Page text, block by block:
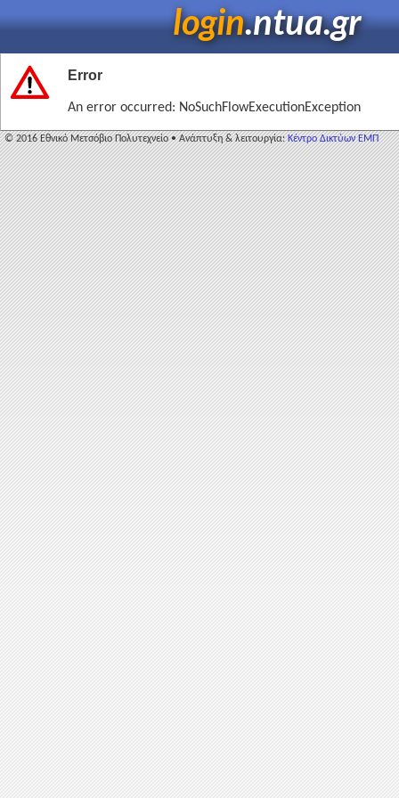
login.ntua.gr
Error
An error occurred: NoSuchFlowExecutionException
© 2016 Εθνικό Μετσόβιο Πολυτεχνείο • Ανάπτυξη & λειτουργία:Κέντρο Δικτύων ΕΜΠ